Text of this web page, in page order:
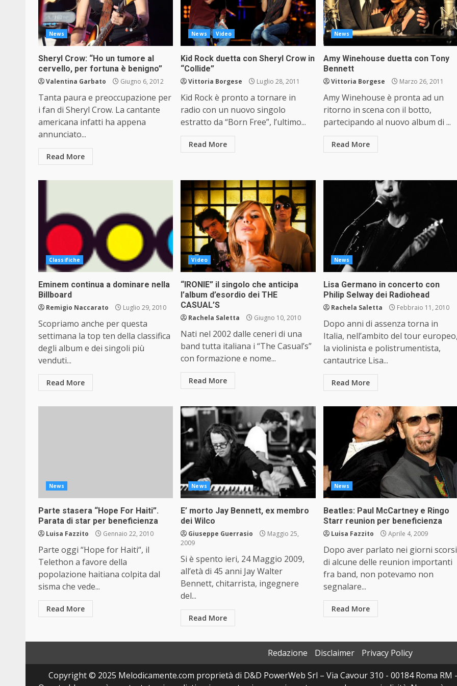
News
Sheryl Crow: “Ho un tumore al
cervello, per fortuna è benigno”
Valentina Garbato Giugno 6, 2012
Tanta paura e preoccupazione per
i fan di Sheryl Crow. La cantante
americana infatti ha appena
annunciato...
Read More
News Video
Kid Rock duetta con Sheryl Crow in
“Collide”
Vittoria Borgese Luglio 28, 2011
Kid Rock è pronto a tornare in
radio con un nuovo singolo
estratto da “Born Free”, l’ultimo...
Read More
News
Amy Winehouse duetta con Tony
Bennett
Vittoria Borgese Marzo 26, 2011
Amy Winehouse è pronta ad un
ritorno in scena con il botto,
partecipando al nuovo album di ...
Read More
Classifiche
Eminem continua a dominare nella
Billboard
Remigio Naccarato Luglio 29, 2010
Scopriamo anche per questa
settimana la top ten della classifica
degli album e dei singoli più
venduti...
Read More
Video
“IRONIE” il singolo che anticipa
l’album d’esordio dei THE
CASUAL’S
Rachela Saletta Giugno 10, 2010
Nati nel 2002 dalle ceneri di una
band tutta italiana i “The Casual’s”
con formazione e nome...
Read More
News
Lisa Germano in concerto con
Philip Selway dei Radiohead
Rachela Saletta Febbraio 11, 2010
Dopo anni di assenza torna in
Italia, nell’ambito del tour
la violinista e polistrumentista,
cantautrice Lisa...
Read More
News
Parte stasera “Hope For Haiti”.
Parata di star per beneficienza
Luisa Fazzito Gennaio 22, 2010
Parte oggi “Hope for Haiti“, il
Telethon a favore della
popolazione haitiana colpita dal
sisma che vede...
Read More
News
E’ morto Jay Bennett, ex membro
dei Wilco
Giuseppe Guerrasio
Maggio 25,
2009
Si è spento ieri, 24 Maggio 2009,
all’età di 45 anni Jay Walter
Bennett, chitarrista, ingegnere
del...
Read More
News
Beatles: Paul McCartney e Ringo
Starr reunion per beneficienza
Luisa Fazzito Aprile 4, 2009
Dopo aver parlato nei giorni scorsi
di alcune delle reunion importanti
fra band, non potevamo non
segnalare...
Read More
Redazione Disclaimer
Privacy Policy
Copyright © 2025 Melodicamente.com proprietà di D&D PowerWeb Srl – Via Cavour 310 - 00184 Roma RM